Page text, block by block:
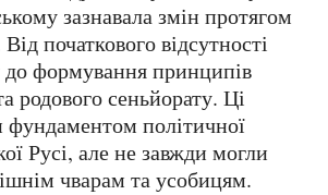
зазнавала змін протягом
початкового відсутності
до формування принципів
родового сеньйорату. Ці
політичної
Русі, але не завжди могли
чварам та усобицям.